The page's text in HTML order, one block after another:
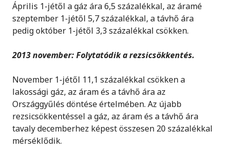
Április 1-jétől a gáz ára 6,5 százalékkal, az áramé
szeptember 1-jétől 5,7 százalékkal, a távhő ára
pedig október 1-jétől 3,3 százalékkal csökken.
2013 november: Folytatódik a rezsicsökkentés.
November 1-jétől 11,1 százalékkal csökken a
lakossági gáz, az áram és a távhő ára az
Országgyűlés döntése értelmében. Az újabb
rezsicsökkentéssel a gáz, az áram és a távhő ára
tavaly decemberhez képest összesen 20 százalékkal
mérséklődik.